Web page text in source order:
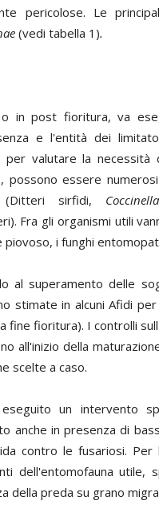
pericolose. Le
(vedi tabella 1).
in post fioritura, va
e l'entità dei
valutare la necessità
essere
(Ditteri sirfidi,
Fra gli organismi utili
piovoso, i funghi
al superamento delle
stimate in alcuni Afidi
fioritura). I controlli
all'inizio della
scelte a caso.
un intervento
anche in presenza di
contro le fusariosi.
dell'entomofauna utile,
della preda su grano